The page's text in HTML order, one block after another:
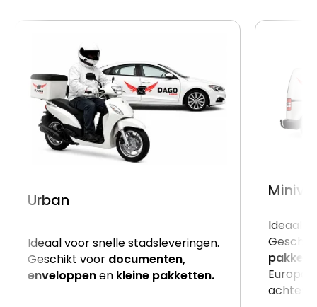
Urban
Ideaal voor snelle stadsleveringen.
Geschikt voor documenten,
enveloppenen kleine pakketten.
Ideaal